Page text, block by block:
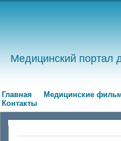
Медицинский портал
Главная Медицинские
Контакты